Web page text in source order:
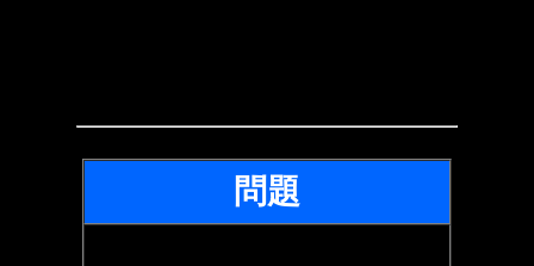
問題